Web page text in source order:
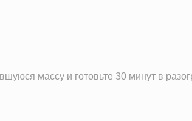
массу и готовьте 30 минут в